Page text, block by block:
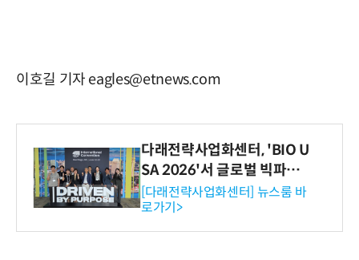
이호길 기자 eagles@etnews.com
다래전략사업화센터, 'BIO U
SA 2026'서 글로벌 빅파마
와의 비즈니스 미팅 지원…K
-바이오 해외 진출 교두보 확
보
[다래전략사업화센터] 뉴스룸 바
로가기>